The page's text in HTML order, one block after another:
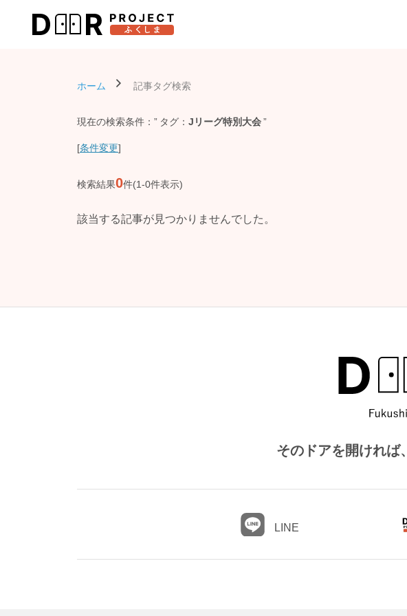
ホーム 記事タグ検索
現在の検索条件： タグ Jリーグ特別大会
[条件変更]
検索結果0件(1-0件表示)
該当する記事が見つかりませんでした。
そのドアを開ければ、
LINE